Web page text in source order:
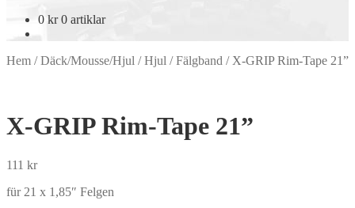
0 kr 0 artiklar
Hem /Däck/Mousse/Hjul /Hjul /Fälgband / X-GRIP Rim-Tape 21”
X-GRIP Rim-Tape 21”
111 kr
für 21 x 1,85″ Felgen